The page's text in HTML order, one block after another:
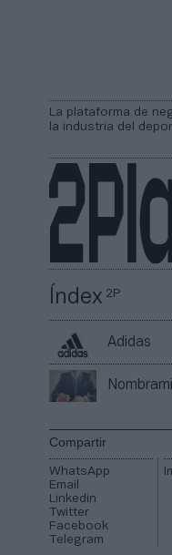
La plataforma de
la industria del
Índex2P
Adidas
Compartir
WhatsApp
Email
Linkedin
Twitter
Facebook
Telegram